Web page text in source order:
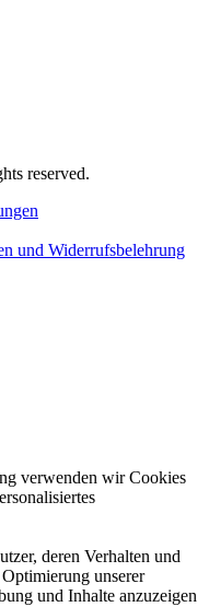
reserved.
und Widerrufsbelehrung
verwenden wir Cookies
deren Verhalten und
unserer
und Inhalte anzuzeigen